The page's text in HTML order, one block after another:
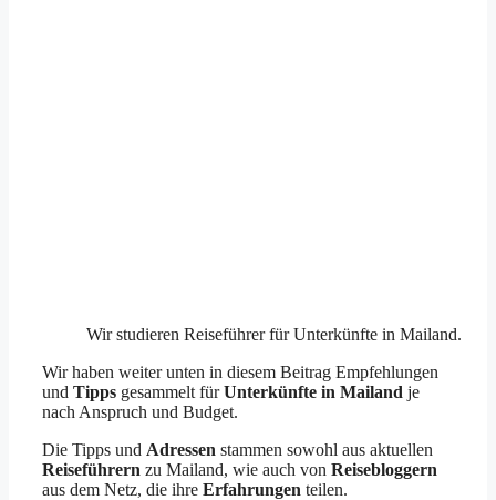
Wir studieren Reiseführer für Unterkünfte in Mailand.
Wir haben weiter unten in diesem Beitrag Empfehlungen
und Tipps gesammelt fürUnterkünfte in Mailand je
nach Anspruch und Budget.
Die Tipps und Adressen stammen sowohl aus aktuellen
Reiseführern zu Mailand, wie auch von Reisebloggern
aus dem Netz, die ihre Erfahrungen teilen.